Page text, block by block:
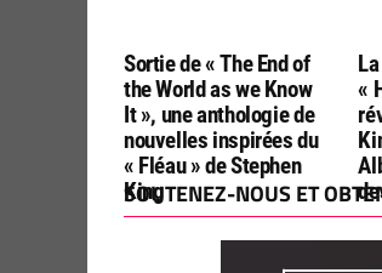
Sortie de « The End of
the World as we Know
It », une anthologie de
nouvelles inspirées du
« Fléau » de Stephen
King
«
SOUTENEZ-NOUS ET